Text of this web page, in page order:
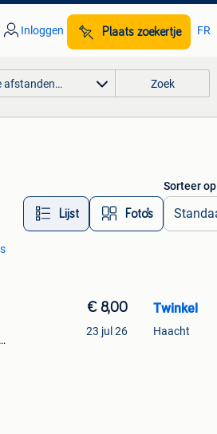
Inloggen Plaats zoekertje FR
afstanden… Zoek
Lijst Foto’s
Sorteer op
€ 8,00
23 jul 26
Twinkel
Haacht